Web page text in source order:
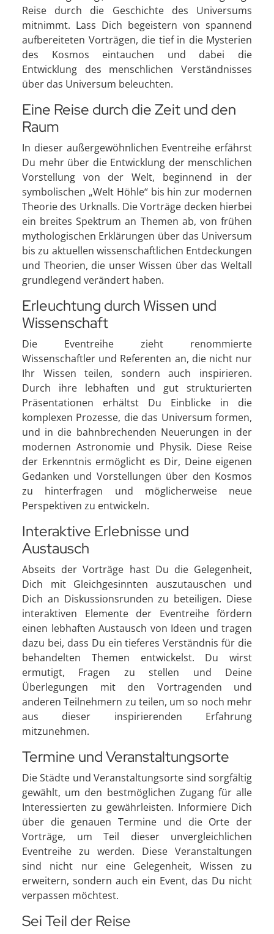
Reise durch die Geschichte des Universums
mitnimmt. Lass Dich begeistern von spannend
aufbereiteten Vorträgen, die tief in die Mysterien
des Kosmos eintauchen und dabei die
Entwicklung des menschlichen Verständnisses
über das Universum beleuchten.
Eine Reise durch die Zeit und den
Raum
In dieser außergewöhnlichen Eventreihe erfährst
Du mehr über die Entwicklung der menschlichen
Vorstellung von der Welt, beginnend in der
symbolischen „Welt Höhle“ bis hin zur modernen
Theorie des Urknalls. Die Vorträge decken hierbei
ein breites Spektrum an Themen ab, von frühen
mythologischen Erklärungen über das Universum
bis zu aktuellen wissenschaftlichen Entdeckungen
und Theorien, die unser Wissen über das Weltall
grundlegend verändert haben.
Erleuchtung durch Wissen und
Wissenschaft
Die Eventreihe zieht renommierte
Wissenschaftler und Referenten an, die nicht nur
Ihr Wissen teilen, sondern auch inspirieren.
Durch ihre lebhaften und gut strukturierten
Präsentationen erhältst Du Einblicke in die
komplexen Prozesse, die das Universum formen,
und in die bahnbrechenden Neuerungen in der
modernen Astronomie und Physik. Diese Reise
der Erkenntnis ermöglicht es Dir, Deine eigenen
Gedanken und Vorstellungen über den Kosmos
zu hinterfragen und möglicherweise neue
Perspektiven zu entwickeln.
Interaktive Erlebnisse und
Austausch
Abseits der Vorträge hast Du die Gelegenheit,
Dich mit Gleichgesinnten auszutauschen und
Dich an Diskussionsrunden zu beteiligen. Diese
interaktiven Elemente der Eventreihe fördern
einen lebhaften Austausch von Ideen und tragen
dazu bei, dass Du ein tieferes Verständnis für die
behandelten Themen entwickelst. Du wirst
ermutigt, Fragen zu stellen und Deine
Überlegungen mit den Vortragenden und
anderen Teilnehmern zu teilen, um so noch mehr
aus dieser inspirierenden Erfahrung
mitzunehmen.
Termine und Veranstaltungsorte
Die Städte und Veranstaltungsorte sind sorgfältig
gewählt, um den bestmöglichen Zugang für alle
Interessierten zu gewährleisten. Informiere Dich
über die genauen Termine und die Orte der
Vorträge, um Teil dieser unvergleichlichen
Eventreihe zu werden. Diese Veranstaltungen
sind nicht nur eine Gelegenheit, Wissen zu
erweitern, sondern auch ein Event, das Du nicht
verpassen möchtest.
Sei Teil der Reise